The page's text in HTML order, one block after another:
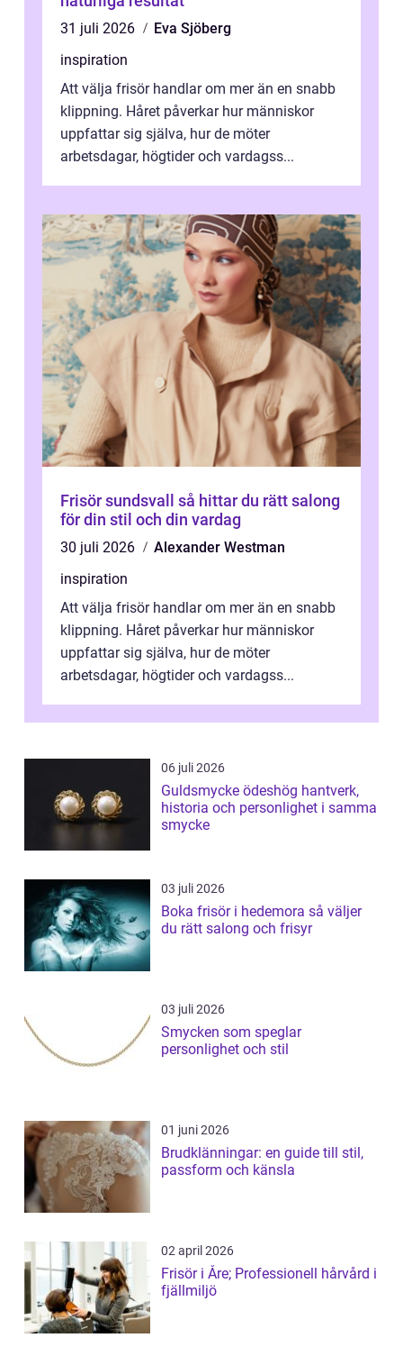
31 juli 2026
Eva Sjöberg
inspiration
Att välja frisör handlar om mer än en snabb
klippning. Håret påverkar hur människor
uppfattar sig själva, hur de möter
arbetsdagar, högtider och vardagss...
Frisör sundsvall så hittar du rätt salong
för din stil och din vardag
30 juli 2026
Alexander Westman
inspiration
Att välja frisör handlar om mer än en snabb
klippning. Håret påverkar hur människor
uppfattar sig själva, hur de möter
arbetsdagar, högtider och vardagss...
06 juli 2026
Guldsmycke ödeshög hantverk,
historia och personlighet i samma
smycke
03 juli 2026
Boka frisör i hedemora så väljer
du rätt salong och frisyr
03 juli 2026
Smycken som speglar
personlighet och stil
01 juni 2026
Brudklänningar: en guide till stil,
passform och känsla
02 april 2026
Frisör i Åre; Professionell hårvård i
fjällmiljö